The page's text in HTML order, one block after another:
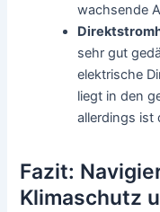
wachsende
sehr gut
elektrische
liegt in den
allerdings ist
Fazit:
Klimaschutz